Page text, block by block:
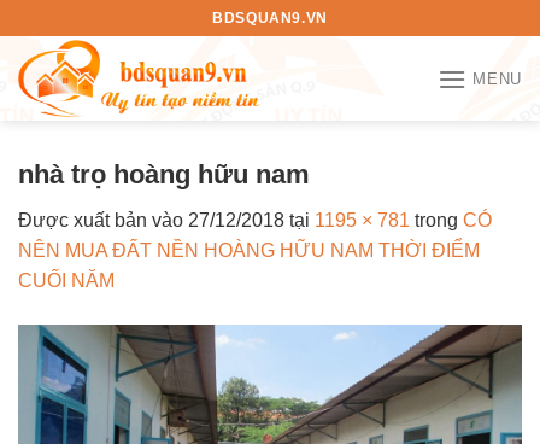
nội
dung
BDSQUAN9.VN
MENU
nhà trọ hoàng hữu nam
Được xuất bản vào 27/12/2018 tại 1195 × 781 trong CÓ
NÊN MUA ĐẤT NỀN HOÀNG HỮU NAM THỜI ĐIỂM
CUỐI NĂM